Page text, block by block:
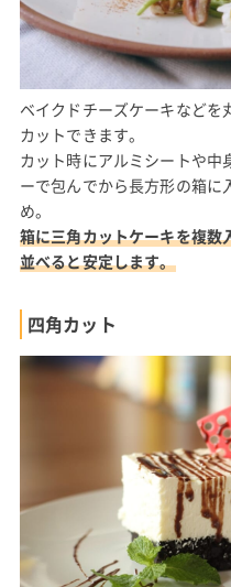
ベイクドチーズケーキなどを
カットできます。
カット時にアルミシートや中
ーで包んでから長方形の箱に
め。
箱に三角カットケーキを複数
並べると安定します。
四角カット